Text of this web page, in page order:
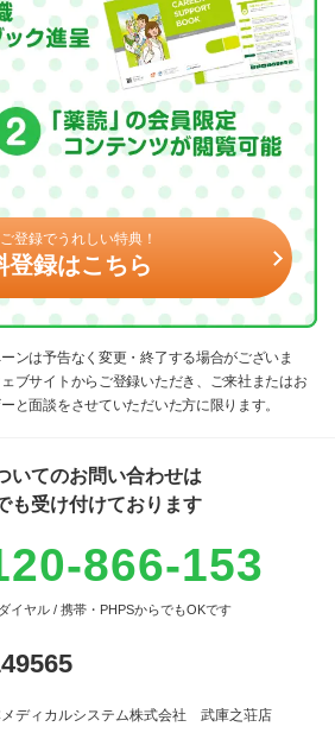
登録でうれしい特典！
登録はこちら
ンは予告なく変更・終了する場合がございま
ブサイトからご登録いただき、ご来社またはお
と面談をさせていただいた方に限ります。
いてのお問い合わせは
も受け付けております
866-153
イヤル / 携帯・PHPSからでもOKです
メディカルシステム株式会社 武庫之荘店